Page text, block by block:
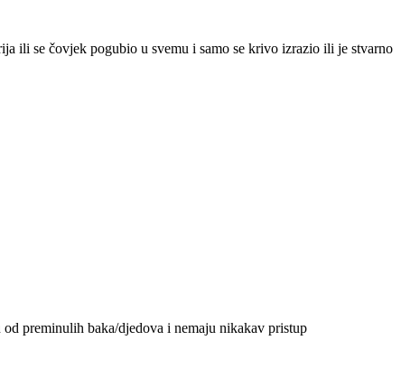
ili se čovjek pogubio u svemu i samo se krivo izrazio ili je stvarno
preminulih baka/djedova i nemaju nikakav pristup